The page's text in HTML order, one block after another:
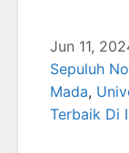
Jun 11,
Sepuluh
Mada,
Terbaik Di